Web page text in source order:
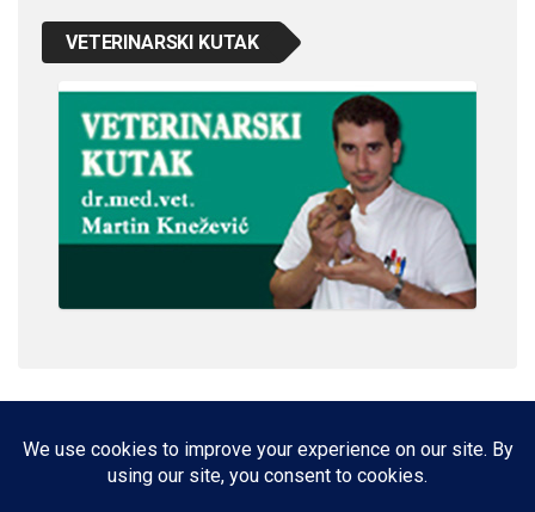
VETERINARSKI KUTAK